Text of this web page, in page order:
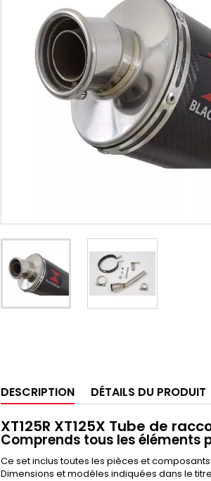
DESCRIPTION DÉTAILS DU PRODUIT
XT125R XT125X Tube de
Comprends tous les éléments
Ce set inclus toutes les pièces et
Dimensions et modèles indiquées dans le